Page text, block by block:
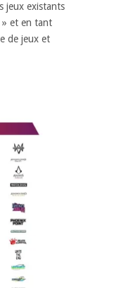
jeux existants
» et en tant
de jeux et